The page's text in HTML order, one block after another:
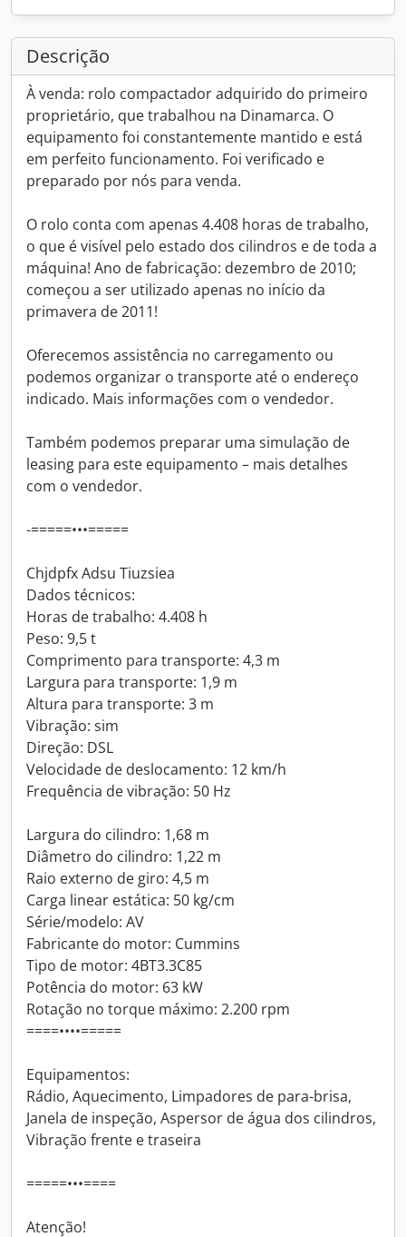
Descrição
À venda: rolo compactador adquirido do primeiro
proprietário, que trabalhou na Dinamarca. O
equipamento foi constantemente mantido e está
em perfeito funcionamento. Foi verificado e
preparado por nós para venda.
O rolo conta com apenas 4.408 horas de trabalho,
o que é visível pelo estado dos cilindros e de toda a
máquina! Ano de fabricação: dezembro de 2010;
começou a ser utilizado apenas no início da
primavera de 2011!
Oferecemos assistência no carregamento ou
podemos organizar o transporte até o endereço
indicado. Mais informações com o vendedor.
Também podemos preparar uma simulação de
leasing para este equipamento – mais detalhes
com o vendedor.
-=====•••=====
Chjdpfx Adsu Tiuzsiea
Dados técnicos:
Horas de trabalho: 4.408 h
Peso: 9,5 t
Comprimento para transporte: 4,3 m
Largura para transporte: 1,9 m
Altura para transporte: 3 m
Vibração: sim
Direção: DSL
Velocidade de deslocamento: 12 km/h
Frequência de vibração: 50 Hz
Largura do cilindro: 1,68 m
Diâmetro do cilindro: 1,22 m
Raio externo de giro: 4,5 m
Carga linear estática: 50 kg/cm
Série/modelo: AV
Fabricante do motor: Cummins
Tipo de motor: 4BT3.3C85
Potência do motor: 63 kW
Rotação no torque máximo: 2.200 rpm
====••••=====
Equipamentos:
Rádio, Aquecimento, Limpadores de para-brisa,
Janela de inspeção, Aspersor de água dos cilindros,
Vibração frente e traseira
=====•••====
Atenção!